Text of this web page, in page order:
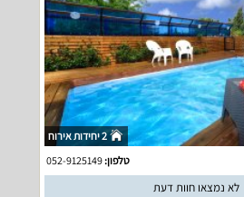
2 יחידות אירוח
טלפון:052-9125149
לא נמצאו חוות דעת